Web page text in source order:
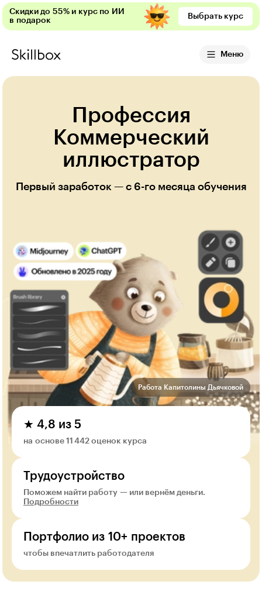
Скидки до 55% и курс по ИИ
в подарок
Выбрать курс
Меню
Профессия
Коммерческий
иллюстратор
Первый заработок — с 6-го месяца обучения
Работа Капитолины Дьячковой
★ 4,8 из 5
на основе 11 442 оценок курса
Трудоустройство
Поможем найти работу — или вернём деньги.
Подробности
Портфолио из 10+ проектов
чтобы впечатлить работодателя